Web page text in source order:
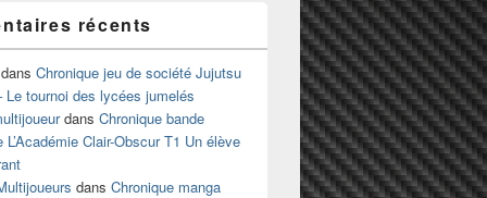
récents
dans Chronique jeu de société Jujutsu
Le tournoi des lycées jumelés
dans Chronique bande
L’Académie Clair-Obscur T1 Un élève
dans Chronique manga